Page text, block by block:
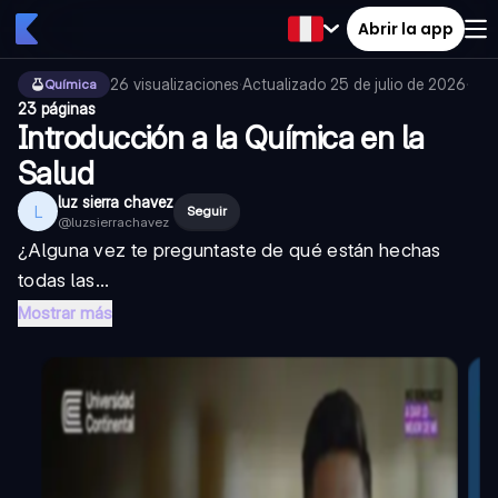
Abrir la app
Química 26 visualizaciones·Actualizado 25 de julio de 2026·
23 páginas
Introducción a la Química en la
Salud
L luz sierra chavez
@luzsierrachavez
Seguir
¿Alguna vez te preguntaste de qué están hechas
todas las...
Mostrar más